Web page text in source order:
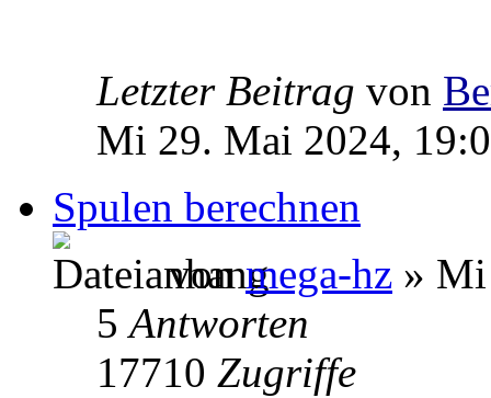
Letzter Beitrag von
Mi 29. Mai 2024,
Spulen berechnen
vonmega-hz » Mi
5Antworten
17710 Zugriffe